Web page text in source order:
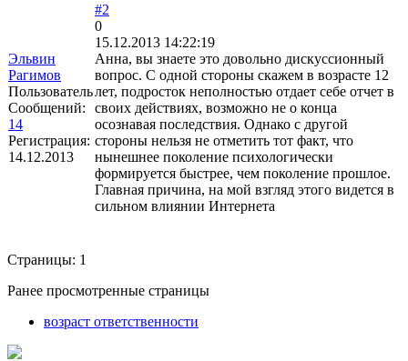
Эльвин
Рагимов
Пользователь
Сообщений:
14
Регистрация:
14.12.2013
#2
0
15.12.2013 14:22:19
Анна, вы знаете это довольно дискуссионный
вопрос. С одной стороны скажем в возрасте 12
лет, подросток неполностью отдает себе отчет в
своих действиях, возможно не о конца
осознавая последствия. Однако с другой
стороны нельзя не отметить тот факт, что
нынешнее поколение психологически
формируется быстрее, чем поколение прошлое.
Главная причина, на мой взгляд этого видется в
сильном влиянии Интернета
Страницы: 1
Ранее просмотренные страницы
возраст ответственности